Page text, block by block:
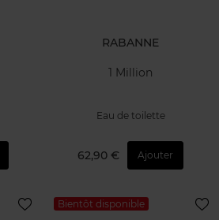
RABANNE
1 Million
Eau de toilette
62,90 € Ajouter
Bientôt disponible